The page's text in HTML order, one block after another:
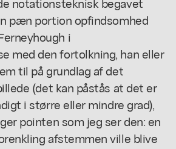
pæn portion opfindsomhed
i
med den fortolkning, han eller
til på grundlag af det
(det kan påstås at det er
i større eller mindre grad),
pointen som jeg ser den: en
afstemmen ville blive